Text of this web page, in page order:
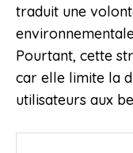
traduit une
Pourtant, cette
car elle limite la
utilisateurs aux